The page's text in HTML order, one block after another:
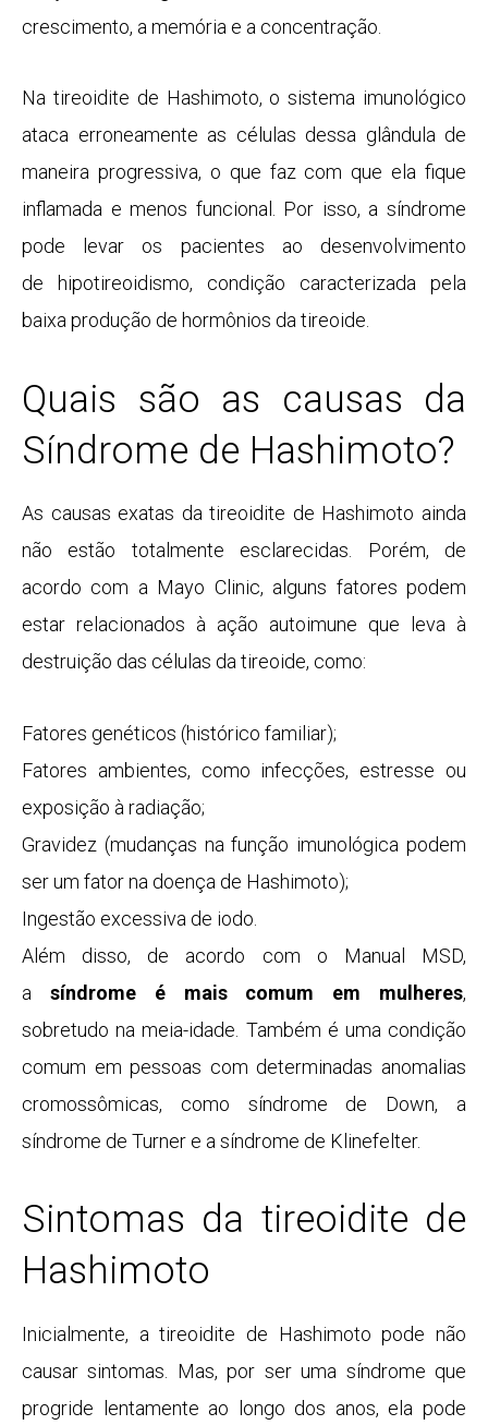
crescimento, a memória e a concentração.
Na tireoidite de Hashimoto, o sistema imunológico
ataca erroneamente as células dessa glândula de
maneira progressiva, o que faz com que ela fique
inflamada e menos funcional. Por isso, a síndrome
pode levar os pacientes ao desenvolvimento
de hipotireoidismo, condição caracterizada pela
baixa produção de hormônios da tireoide.
Quais são as causas da
Síndrome de Hashimoto?
As causas exatas da tireoidite de Hashimoto ainda
não estão totalmente esclarecidas. Porém, de
acordo com a Mayo Clinic, alguns fatores podem
estar relacionados à ação autoimune que leva à
destruição das células da tireoide, como:
Fatores genéticos (histórico familiar);
Fatores ambientes, como infecções, estresse ou
exposição à radiação;
Gravidez (mudanças na função imunológica podem
ser um fator na doença de Hashimoto);
Ingestão excessiva de iodo.
Além disso, de acordo com o Manual MSD,
a síndrome é mais comum em mulheres,
sobretudo na meia-idade. Também é uma condição
comum em pessoas com determinadas anomalias
cromossômicas, como síndrome de Down, a
síndrome de Turner e a síndrome de Klinefelter.
Sintomas da tireoidite de
Hashimoto
Inicialmente, a tireoidite de Hashimoto pode não
causar sintomas. Mas, por ser uma síndrome que
progride lentamente ao longo dos anos, ela pode